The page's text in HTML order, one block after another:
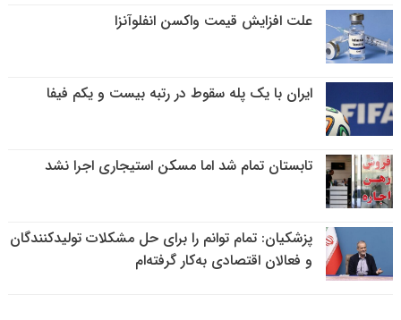
علت افزایش قیمت واکسن انفلوآنزا
ایران با یک پله سقوط در رتبه بیست و یکم فیفا
تابستان تمام شد اما مسکن استیجاری اجرا نشد
پزشکیان: تمام توانم را برای حل مشکلات تولیدکنندگان
و فعالان اقتصادی به‌کار گرفته‌ام